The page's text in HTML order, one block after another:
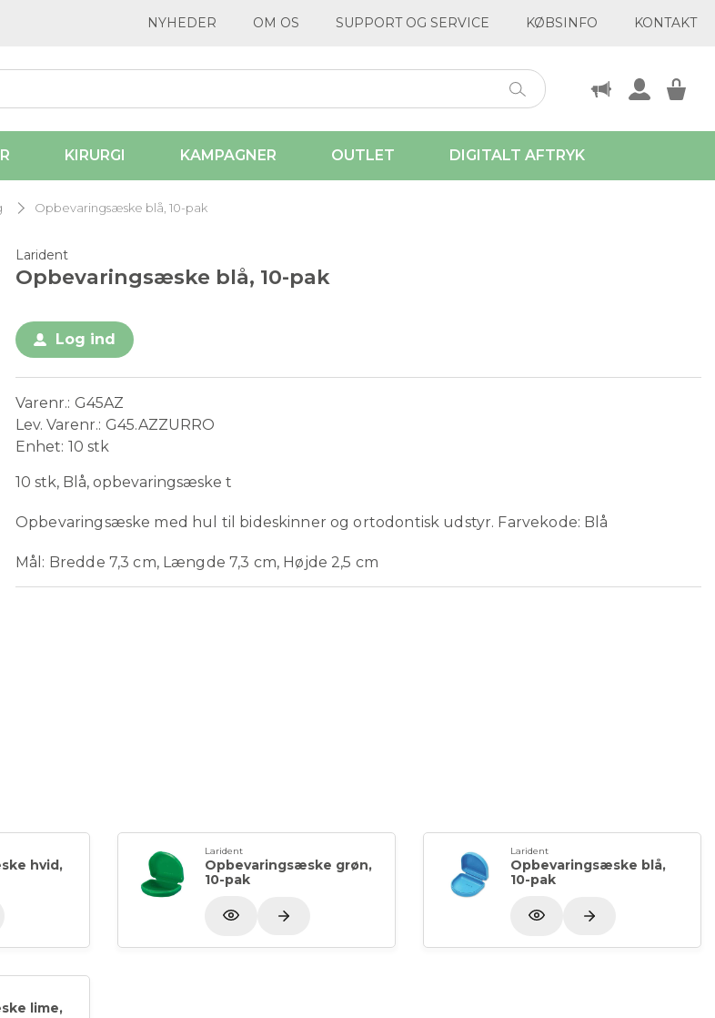
NYHEDER OM OS SUPPORT OG SERVICE KØBSINFO KONTAKT
KIRURGI KAMPAGNER OUTLET DIGITALT AFTRYK
Opbevaringsæske blå, 10-pak
Larident
Opbevaringsæske blå, 10-pak
Log ind
Varenr. G45AZ
Lev. Varenr. G45.AZZURRO
Enhet 10 stk
10 stk, Blå, opbevaringsæske t
Opbevaringsæske med hul til bideskinner og ortodontisk udstyr. Farvekode: Blå
Mål: Bredde 7,3 cm, Længde 7,3 cm, Højde 2,5 cm
hvid,
Larident
Opbevaringsæske grøn,
10-pak
Larident
Opbevaringsæske blå,
10-pak
lime,